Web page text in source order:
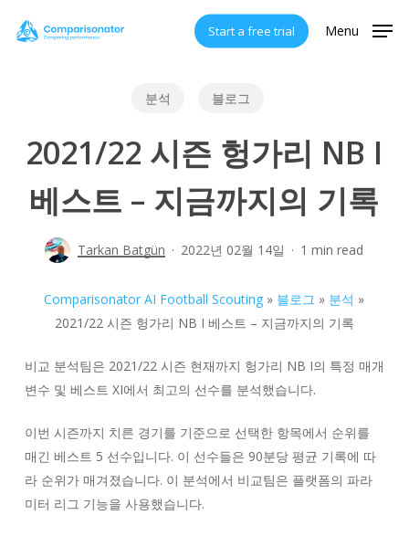
Start a free trial Menu
분석 블로그
2021/22 시즌 헝가리 NB I
베스트 – 지금까지의 기록
Tarkan Batgün 2022년 02월 14일 1 min read
Comparisonator AI Football Scouting » 블로그 » 분석 »
2021/22 시즌 헝가리 NB I 베스트 – 지금까지의 기록
비교 분석팀은 2021/22 시즌 현재까지 헝가리 NB I의 특정 매개
변수 및 베스트 XI에서 최고의 선수를 분석했습니다.
이번 시즌까지 치른 경기를 기준으로 선택한 항목에서 순위를
매긴 베스트 5 선수입니다. 이 선수들은 90분당 평균 기록에 따
라 순위가 매겨졌습니다. 이 분석에서 비교팀은 플랫폼의 파라
미터 리그 기능을 사용했습니다.